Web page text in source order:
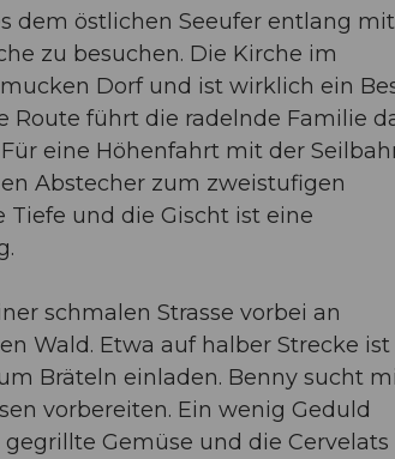
dem östlichen Seeufer entlang
zu besuchen. Die Kirche im
Dorf und ist wirklich ein
Route führt die radelnde Familie
eine Höhenfahrt mit der
Abstecher zum zweistufigen
Tiefe und die Gischt ist eine
schmalen Strasse vorbei an
Wald. Etwa auf halber Strecke ist
Bräteln einladen. Benny sucht
vorbereiten. Ein wenig Geduld
Gemüse und die Cervelats